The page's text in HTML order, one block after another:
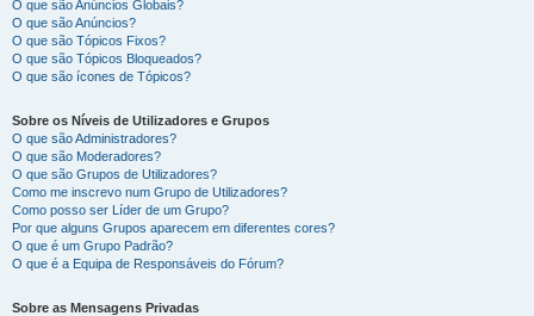
O que são Anúncios Globais?
O que são Anúncios?
O que são Tópicos Fixos?
O que são Tópicos Bloqueados?
O que são ícones de Tópicos?
Sobre os Níveis de Utilizadores e Grupos
O que são Administradores?
O que são Moderadores?
O que são Grupos de Utilizadores?
Como me inscrevo num Grupo de Utilizadores?
Como posso ser Líder de um Grupo?
Por que alguns Grupos aparecem em diferentes cores?
O que é um Grupo Padrão?
O que é a Equipa de Responsáveis do Fórum?
Sobre as Mensagens Privadas